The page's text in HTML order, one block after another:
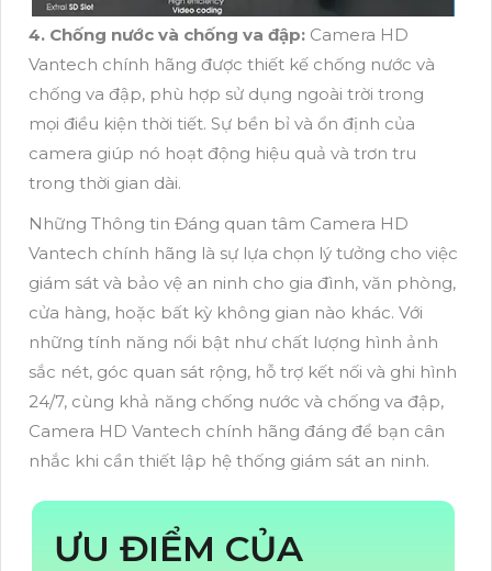
4. Chống nước và chống va đập: Camera HD
Vantech chính hãng được thiết kế chống nước và
chống va đập, phù hợp sử dụng ngoài trời trong
mọi điều kiện thời tiết. Sự bền bỉ và ổn định của
camera giúp nó hoạt động hiệu quả và trơn tru
trong thời gian dài.
Những Thông tin Đáng quan tâm Camera HD
Vantech chính hãng là sự lựa chọn lý tưởng cho việc
giám sát và bảo vệ an ninh cho gia đình, văn phòng,
cửa hàng, hoặc bất kỳ không gian nào khác. Với
những tính năng nổi bật như chất lượng hình ảnh
sắc nét, góc quan sát rộng, hỗ trợ kết nối và ghi hình
24/7, cùng khả năng chống nước và chống va đập,
Camera HD Vantech chính hãng đáng để bạn cân
nhắc khi cần thiết lập hệ thống giám sát an ninh.
ƯU ĐIỂM CỦA